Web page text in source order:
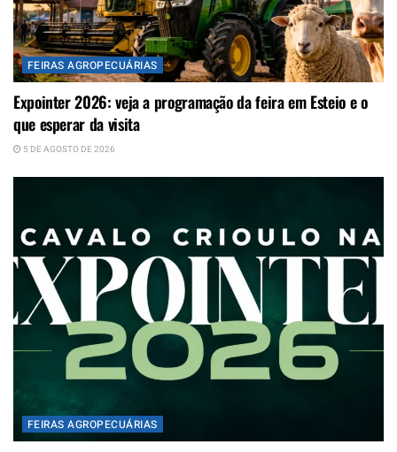
FEIRAS AGROPECUÁRIAS
Expointer 2026: veja a programação da feira em Esteio e o
que esperar da visita
5 DE AGOSTO DE 2026
FEIRAS AGROPECUÁRIAS